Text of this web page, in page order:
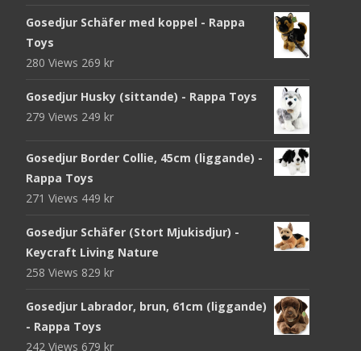
Gosedjur Schäfer med koppel - Rappa
Toys
280 Views 269 kr
Gosedjur Husky (sittande) - Rappa Toys
279 Views 249 kr
Gosedjur Border Collie, 45cm (liggande) -
Rappa Toys
271 Views 449 kr
Gosedjur Schäfer (Stort Mjukisdjur) -
Keycraft Living Nature
258 Views 829 kr
Gosedjur Labrador, brun, 61cm (liggande)
- Rappa Toys
242 Views 679 kr